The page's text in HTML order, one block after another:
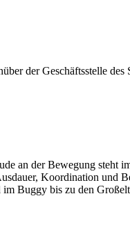
der Geschäftsstelle des
an der Bewegung steht
Koordination und
Buggy bis zu den